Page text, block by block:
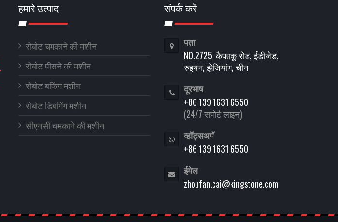
हमारे उत्पाद
रोबोट चमकाने की मशीन
रोबोट पीसने की मशीन
रोबोट बफिंग मशीन
रोबोट डिबगिंग मशीन
सीएनसी चमकाने की मशीन
संपर्क करें
पता
NO.2725, कैफाकू रोड, ईडीजेड,
रुइयन, झेजियांग, चीन
दूरभाष
+86 139 1631 6550
(24/7 सपोर्ट लाइन)
व्हॉट्सअपॅ
+86 139 1631 6550
ईमेल
zhoufan.cai@kingstone.com